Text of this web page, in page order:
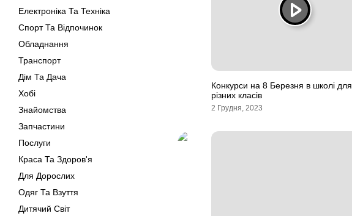
Електроніка Та Техніка
Спорт Та Відпочинок
Обладнання
Транспорт
Дім Та Дача
Хобі
Знайомства
Запчастини
Послуги
Краса Та Здоров'я
Для Дорослих
Одяг Та Взуття
Дитячий Світ
Конкурси на 8 Березня в школі для
різних класів
2 Грудня, 2023